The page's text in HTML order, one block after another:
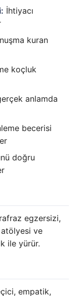
İhtiyacı
kuran
koçluk
anlamda
becerisi
doğru
egzersizi,
atölyesi ve
ile yürür.
empatik,